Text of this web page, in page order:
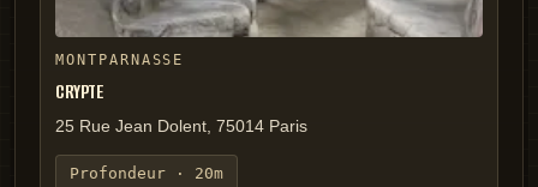
MONTPARNASSE
CRYPTE
25 Rue Jean Dolent, 75014 Paris
Profondeur · 20m